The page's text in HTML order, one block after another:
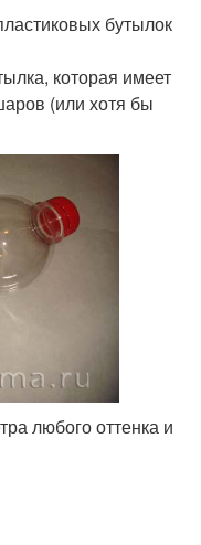
бутылок
которая имеет
(или хотя бы
любого оттенка и